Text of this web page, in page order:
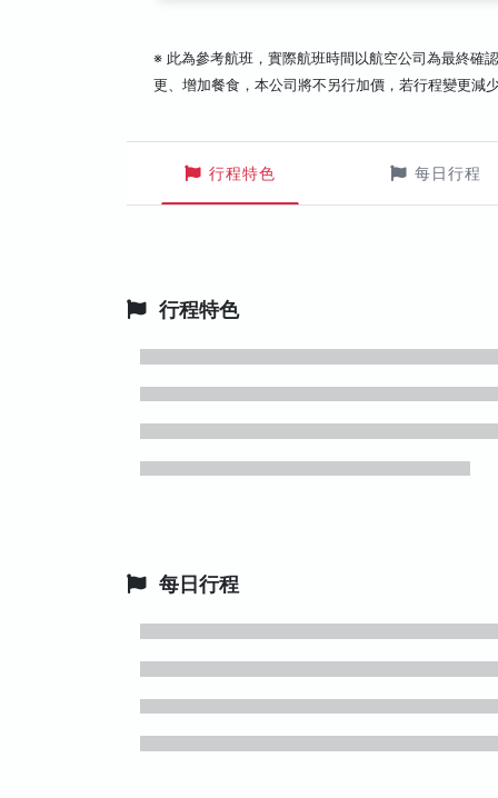
※ 此為參考航班，實際航班時間以航空公司為最終確
更、增加餐食，本公司將不另行加價，若行程變更減
行程特色 每日行程
行程特色
每日行程